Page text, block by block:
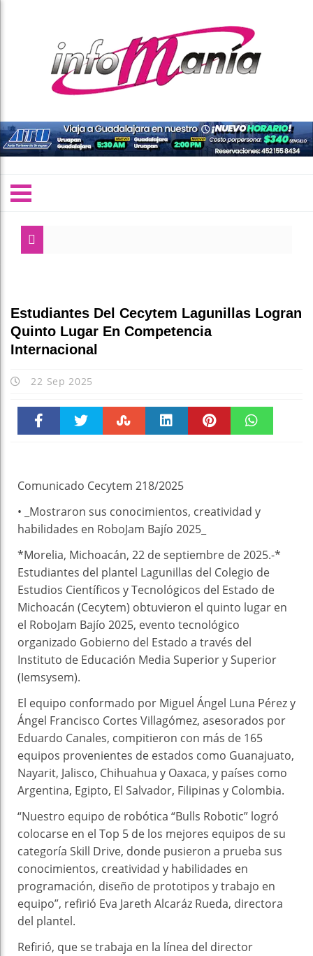
Estudiantes Del Cecytem Lagunillas Logran
Quinto Lugar En Competencia
Internacional
22 Sep 2025
Comunicado Cecytem 218/2025
• _Mostraron sus conocimientos, creatividad y
habilidades en RoboJam Bajío 2025_
*Morelia, Michoacán, 22 de septiembre de 2025.-*
Estudiantes del plantel Lagunillas del Colegio de
Estudios Científicos y Tecnológicos del Estado de
Michoacán (Cecytem) obtuvieron el quinto lugar en
el RoboJam Bajío 2025, evento tecnológico
organizado Gobierno del Estado a través del
Instituto de Educación Media Superior y Superior
(Iemsysem).
El equipo conformado por Miguel Ángel Luna Pérez y
Ángel Francisco Cortes Villagómez, asesorados por
Eduardo Canales, compitieron con más de 165
equipos provenientes de estados como Guanajuato,
Nayarit, Jalisco, Chihuahua y Oaxaca, y países como
Argentina, Egipto, El Salvador, Filipinas y Colombia.
“Nuestro equipo de robótica “Bulls Robotic” logró
colocarse en el Top 5 de los mejores equipos de su
categoría Skill Drive, donde pusieron a prueba sus
conocimientos, creatividad y habilidades en
programación, diseño de prototipos y trabajo en
equipo”, refirió Eva Jareth Alcaráz Rueda, directora
del plantel.
Refirió, que se trabaja en la línea del director